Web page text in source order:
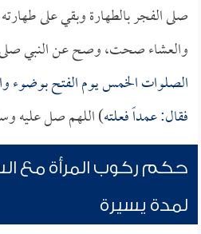
صلى الفجر بالطهارة وبقي على
والعشاء صحت، وصح عن النبي صلى
الصلوات الخمس يوم الفتح بوضوء
فقال: عمداً فعلته) اللهم صل عليه
حكم ركوب المرأة مع
لمدة يسيرة